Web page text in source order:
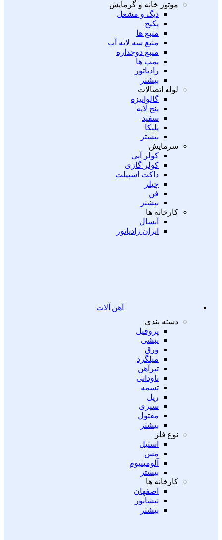
موتور خانه و گرمایش
دیگ و مشعل
پکیج
منبع ها
منبع سه لایه آب
منبع دوجداره
پمپ ها
رادیاتور
بیشتر
لوله اتصالات
گالوانیزه
پنج لایه
سفید
پلیکا
بیشتر
سرمایش
کولر آبی
کولر گازی
داکت اسپیلت
چیلر
فن
بیشتر
کارخانه ها
آبسال
ایران رادیاتور
آهن آلات
دسته بندی
پروفیل
نبشی
ورق
میلگرد
تیرآهن
ناودانی
تسمه
ریل
سپری
مفتول
بیشتر
نوع فلز
استیل
مس
آلومینیوم
بیشتر
کارخانه ها
اصفهان
نیشابور
بیشتر